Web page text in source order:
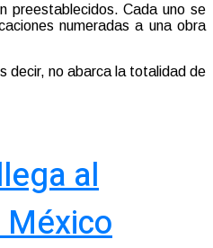
preestablecidos. Cada uno se
numeradas a una obra
decir, no abarca la totalidad de
al